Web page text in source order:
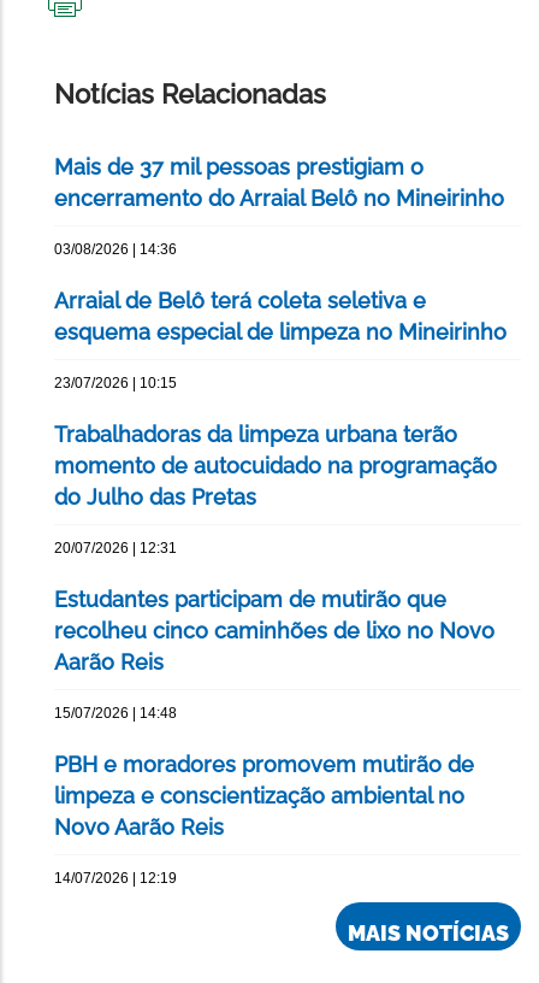
Notícias Relacionadas
Mais de 37 mil pessoas prestigiam o
encerramento do Arraial Belô no Mineirinho
03/08/2026 | 14:36
Arraial de Belô terá coleta seletiva e
esquema especial de limpeza no Mineirinho
23/07/2026 | 10:15
Trabalhadoras da limpeza urbana terão
momento de autocuidado na programação
do Julho das Pretas
20/07/2026 | 12:31
Estudantes participam de mutirão que
recolheu cinco caminhões de lixo no Novo
Aarão Reis
15/07/2026 | 14:48
PBH e moradores promovem mutirão de
limpeza e conscientização ambiental no
Novo Aarão Reis
14/07/2026 | 12:19
MAIS NOTÍCIAS